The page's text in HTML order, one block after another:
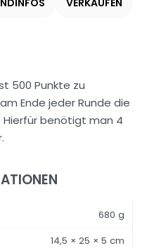
VERKAUFEN
500 Punkte zu
Ende jeder Runde die
Hierfür benötigt man 4
680 g
14,5 × 25 × 5 cm